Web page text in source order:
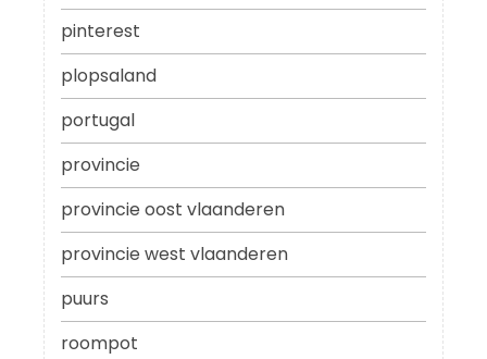
pinterest
plopsaland
portugal
provincie
provincie oost vlaanderen
provincie west vlaanderen
puurs
roompot